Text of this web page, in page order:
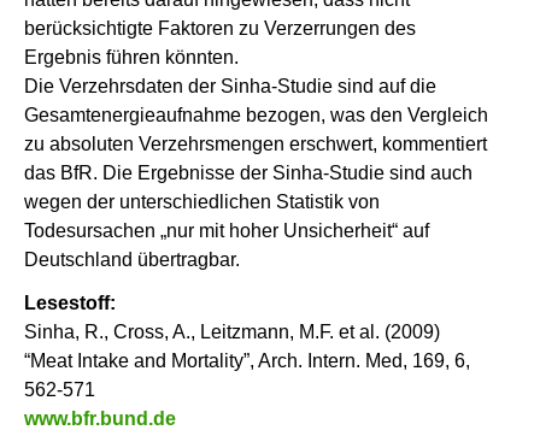
berücksichtigte Faktoren zu Verzerrungen des
Ergebnis führen könnten.
Die Verzehrsdaten der Sinha-Studie sind auf die
Gesamtenergieaufnahme bezogen, was den Vergleich
zu absoluten Verzehrsmengen erschwert, kommentiert
das BfR. Die Ergebnisse der Sinha-Studie sind auch
wegen der unterschiedlichen Statistik von
Todesursachen „nur mit hoher Unsicherheit“ auf
Deutschland übertragbar.
Lesestoff:
Sinha, R., Cross, A., Leitzmann, M.F. et al. (2009)
“Meat Intake and Mortality”, Arch. Intern. Med, 169, 6,
562-571
www.bfr.bund.de